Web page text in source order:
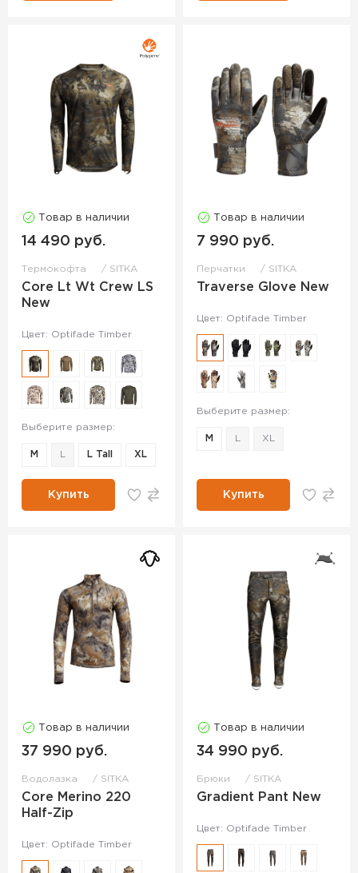
Товар в наличии
14 490 руб.
Термокофта SITKA
Core Lt Wt Crew LS
New
Цвет: Optifade Timber
Выберите размер:
M L Tall XL
Купить
Товар в наличии
7 990 руб.
Перчатки SITKA
Traverse Glove New
Цвет: Optifade Timber
Выберите размер:
M XL
Купить
Товар в наличии
37 990 руб.
Водолазка SITKA
Core Merino 220
Half-Zip
Цвет: Optifade Timber
Товар в наличии
34 990 руб.
Брюки SITKA
Gradient Pant New
Цвет: Optifade Timber